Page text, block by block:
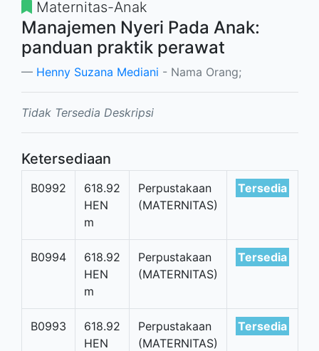
Maternitas-Anak
Manajemen Nyeri Pada Anak:
panduan praktik perawat
Henny Suzana Mediani - Nama Orang;
Tidak Tersedia Deskripsi
Ketersediaan
B0992
618.92
HEN
m
Perpustakaan
(MATERNITAS)
Tersedia
B0994
618.92
HEN
m
Perpustakaan
(MATERNITAS)
Tersedia
B0993
618.92
HEN
Perpustakaan
(MATERNITAS)
Tersedia